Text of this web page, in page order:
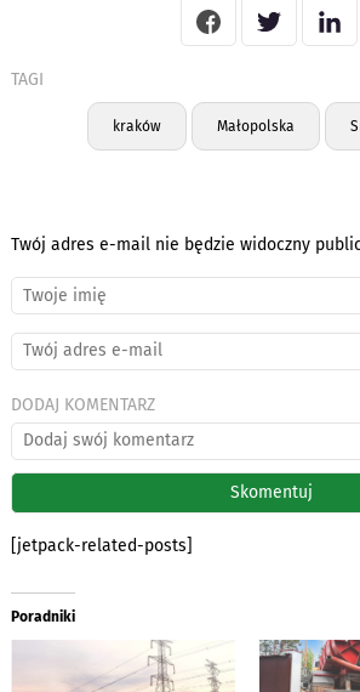
TAGI
kraków Małopolska
Twój adres e-mail nie będzie widoczny
DODAJ KOMENTARZ
[jetpack-related-posts]
Poradniki